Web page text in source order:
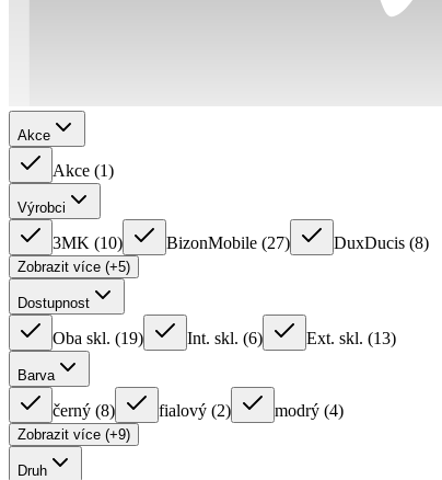
Akce
Akce (1)
Výrobci
3MK (10) BizonMobile (27) DuxDucis (8)
Zobrazit více (+5)
Dostupnost
Oba skl. (19) Int. skl. (6) Ext. skl. (13)
Barva
černý (8) fialový (2) modrý (4)
Zobrazit více (+9)
Druh